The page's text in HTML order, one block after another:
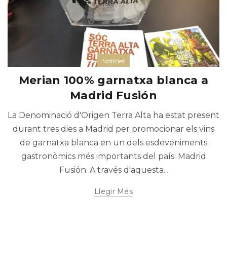
Notícies
Merian 100% garnatxa blanca a
Madrid Fusión
La Denominació d'Origen Terra Alta ha estat present
durant tres dies a Madrid per promocionar els vins
de garnatxa blanca en un dels esdeveniments
gastronòmics més importants del país: Madrid
Fusión. A través d'aquesta...
Llegir Més